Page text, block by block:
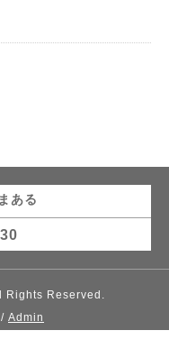
ある
Rights Reserved.
/ Admin